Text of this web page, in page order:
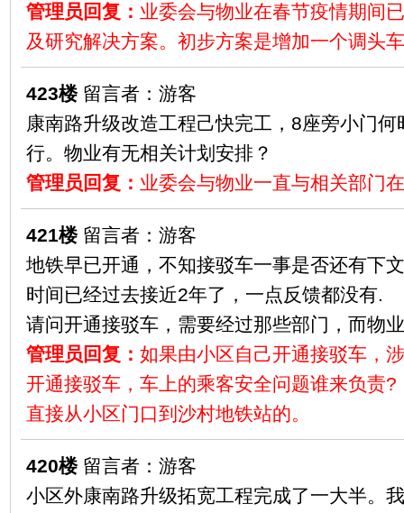
管理员回复： 业委会与物业在春节疫情期间
及研究解决方案。初步方案是增加一个调头
423楼留言者：游客
康南路升级改造工程己快完工，8座旁小门
行。物业有无相关计划安排？
管理员回复： 业委会与物业一直与相关部门
421楼留言者：游客
地铁早已开通，不知接驳车一事是否还有下
时间已经过去接近2年了，一点反馈都没有.
请问开通接驳车，需要经过那些部门，而物
管理员回复： 如果由小区自己开通接驳车，
开通接驳车，车上的乘客安全问题谁来负责
直接从小区门口到沙村地铁站的。
420楼留言者：游客
小区外康南路升级拓宽工程完成了一大半。